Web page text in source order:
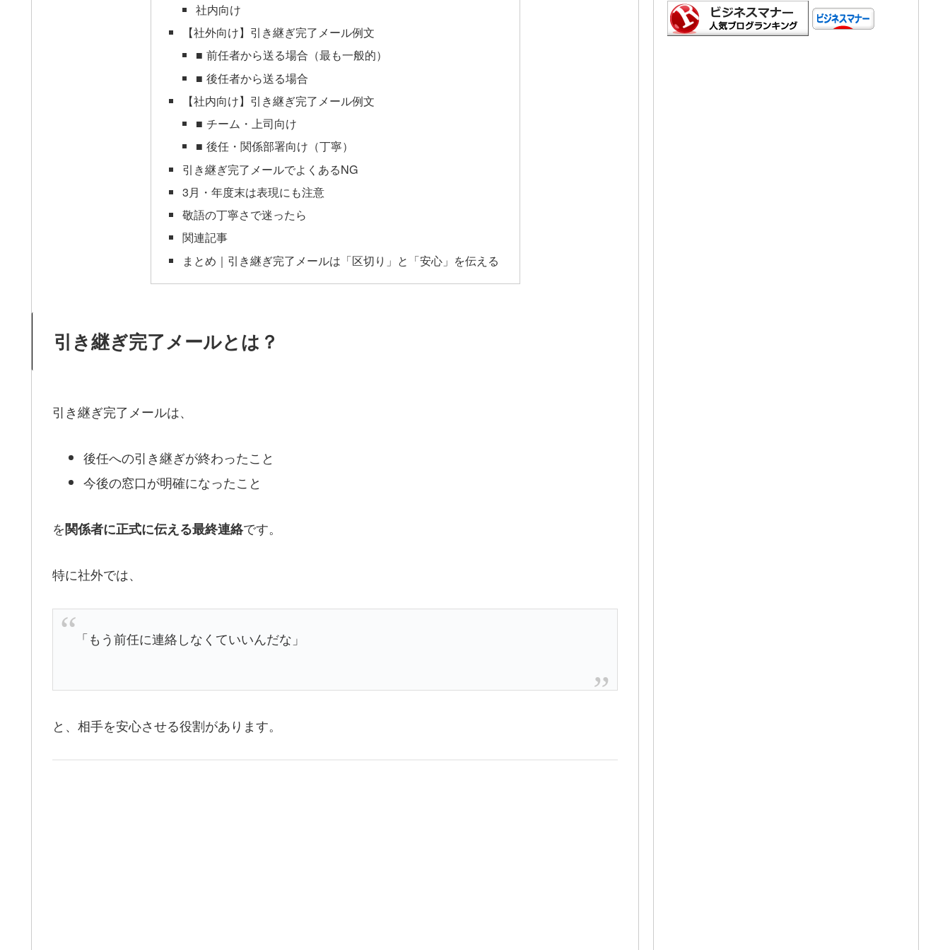
社内向け
【社外向け】引き継ぎ完了メール例文
■ 前任者から送る場合（最も一般的）
■ 後任者から送る場合
【社内向け】引き継ぎ完了メール例文
■ チーム・上司向け
■ 後任・関係部署向け（丁寧）
引き継ぎ完了メールでよくあるNG
3月・年度末は表現にも注意
敬語の丁寧さで迷ったら
関連記事
まとめ｜引き継ぎ完了メールは「区切り」と「安心」を伝える
引き継ぎ完了メールとは？
引き継ぎ完了メールは、
後任への引き継ぎが終わったこと
今後の窓口が明確になったこと
を関係者に正式に伝える最終連絡です。
特に社外では、
「もう前任に連絡しなくていいんだな」
と、相手を安心させる役割があります。